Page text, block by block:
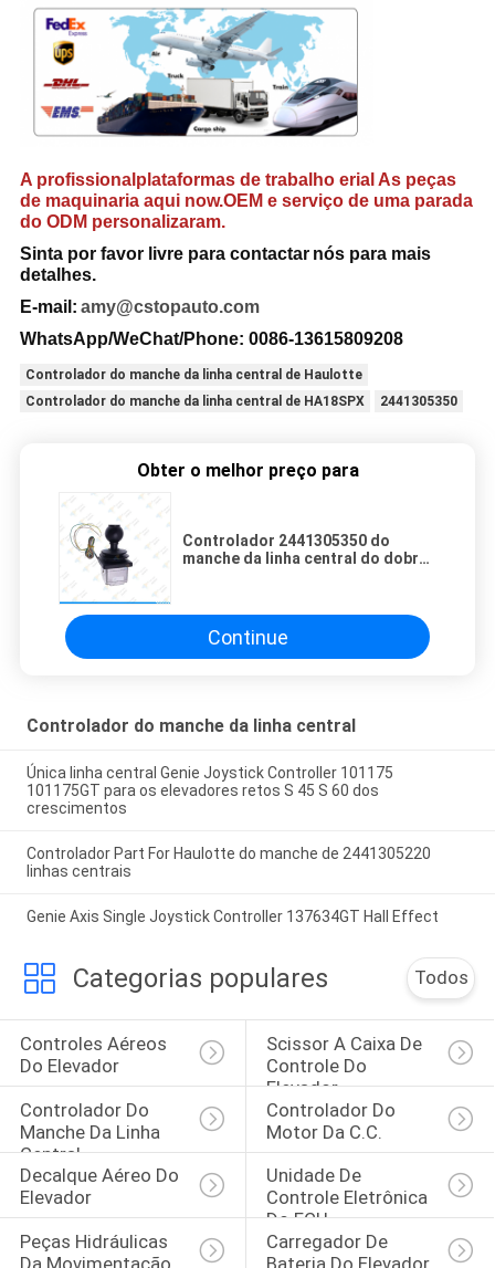
A profissional plataformas de trabalho erial As peças
de maquinaria aqui now.OEM e serviço de uma parada
do ODM personalizaram.
Sinta por favor livre para contactar nós para mais
detalhes.
E-mail: amy@cstopauto.com
WhatsApp/WeChat/Phone: 0086-13615809208
Controlador do manche da linha central de Haulotte
Controlador do manche da linha central de HA18SPX
2441305350
Obter o melhor preço para
Controlador 2441305350 do
manche da linha central do dobro
Continue
Controlador do manche da linha central
Única linha central Genie Joystick Controller 101175
101175GT para os elevadores retos S 45 S 60 dos
crescimentos
Controlador Part For Haulotte do manche de 2441305220
linhas centrais
Genie Axis Single Joystick Controller 137634GT Hall Effect
Categorias populares Todos
Controles Aéreos
Do Elevador
Scissor A Caixa De
Controle Do
Elevador
Controlador Do
Manche Da Linha
Central
Controlador Do
Motor Da C.C.
Decalque Aéreo Do
Elevador
Unidade De
Controle Eletrônica
Do ECU
Peças Hidráulicas
Da Movimentação
Carregador De
Bateria Do Elevador